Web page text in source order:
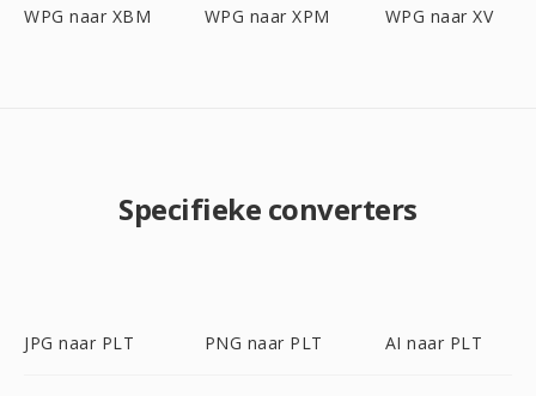
WPG naar XBM WPG naar XPM WPG naar XV
Specifieke converters
JPG naar PLT PNG naar PLT AI naar PLT